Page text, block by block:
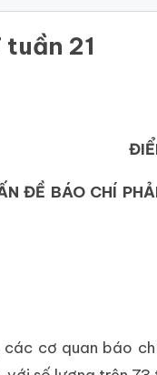
21
PHẢN
cơ quan báo